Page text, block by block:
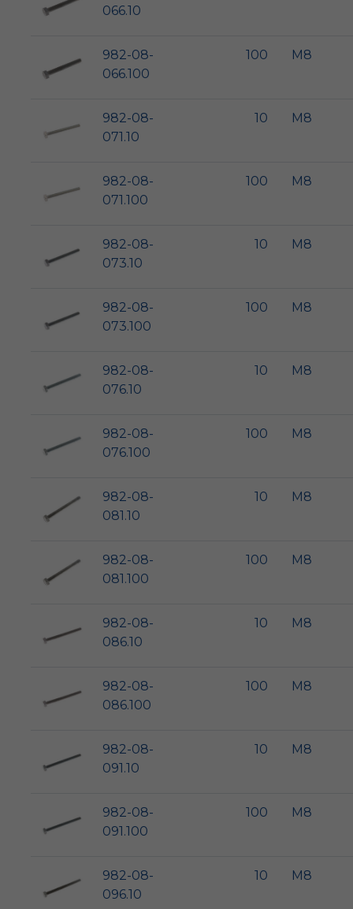
066.10
982-08-
066.100
100 M8
982-08-
071.10
10 M8
982-08-
071.100
100 M8
982-08-
073.10
10 M8
982-08-
073.100
100 M8
982-08-
076.10
10 M8
982-08-
076.100
100 M8
982-08-
081.10
10 M8
982-08-
081.100
100 M8
982-08-
086.10
10 M8
982-08-
086.100
100 M8
982-08-
091.10
10 M8
982-08-
091.100
100 M8
982-08-
096.10
10 M8